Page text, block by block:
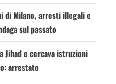
di Milano, arresti illegali e
sul passato
Jihad e cercava istruzioni
arrestato